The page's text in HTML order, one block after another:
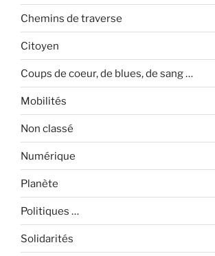
Chemins de traverse
Citoyen
Coups de coeur, de blues, de sang …
Mobilités
Non classé
Numérique
Planète
Politiques …
Solidarités